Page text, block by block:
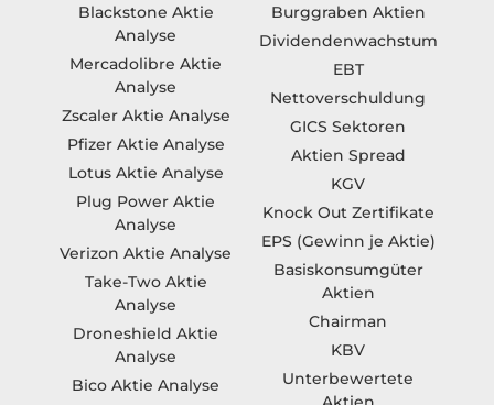
Blackstone Aktie
Analyse
Mercadolibre Aktie
Analyse
Zscaler Aktie Analyse
Pfizer Aktie Analyse
Lotus Aktie Analyse
Plug Power Aktie
Analyse
Verizon Aktie Analyse
Take-Two Aktie
Analyse
Droneshield Aktie
Analyse
Bico Aktie Analyse
Burggraben Aktien
Dividendenwachstum
EBT
Nettoverschuldung
GICS Sektoren
Aktien Spread
KGV
Knock Out Zertifikate
EPS (Gewinn je Aktie)
Basiskonsumgüter
Aktien
Chairman
KBV
Unterbewertete